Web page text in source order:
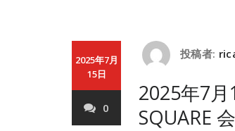
2025年7月
15日
0
投稿者:
2025年7
SQUARE